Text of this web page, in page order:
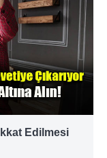
Edilmesi